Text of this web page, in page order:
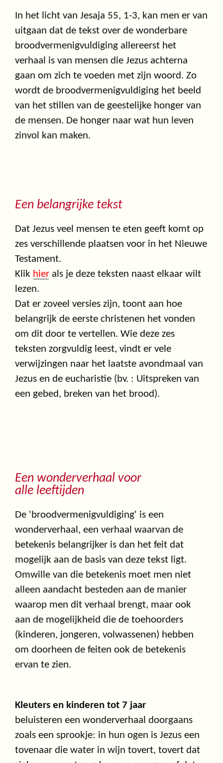
In het licht van Jesaja 55, 1-3, kan men er van
uitgaan dat de tekst over de wonderbare
broodvermenigvuldiging allereerst het
verhaal is van mensen die Jezus achterna
gaan om zich te voeden met zijn woord. Zo
wordt de broodvermenigvuldiging het beeld
van het stillen van de geestelijke honger van
de mensen. De honger naar wat hun leven
zinvol kan maken.
Een belangrijke tekst
Dat Jezus veel mensen te eten geeft komt op
zes verschillende plaatsen voor in het Nieuwe
Testament.
Klik hier als je deze teksten naast elkaar wilt
lezen.
Dat er zoveel versies zijn, toont aan hoe
belangrijk de eerste christenen het vonden
om dit door te vertellen. Wie deze zes
teksten zorgvuldig leest, vindt er vele
verwijzingen naar het laatste avondmaal van
Jezus en de eucharistie (bv. : Uitspreken van
een gebed, breken van het brood).
Een wonderverhaal voor
alle leeftijden
De 'broodvermenigvuldiging' is een
wonderverhaal, een verhaal waarvan de
betekenis belangrijker is dan het feit dat
mogelijk aan de basis van deze tekst ligt.
Omwille van die betekenis moet men niet
alleen aandacht besteden aan de manier
waarop men dit verhaal brengt, maar ook
aan de mogelijkheid die de toehoorders
(kinderen, jongeren, volwassenen) hebben
om doorheen de feiten ook de betekenis
ervan te zien.
Kleuters en kinderen tot 7 jaar
beluisteren een wonderverhaal doorgaans
zoals een sprookje: in hun ogen is Jezus een
tovenaar die water in wijn tovert, tovert dat